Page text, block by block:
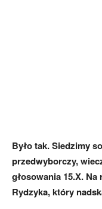
Było tak. Siedzimy
przedwyborczy,
głosowania 15.X.
Rydzyka, który